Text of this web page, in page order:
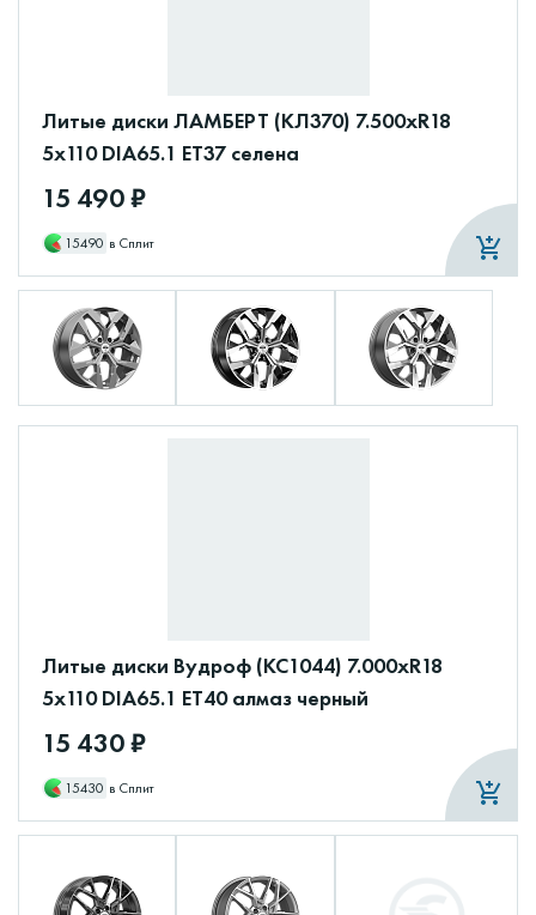
Литые диски ЛАМБЕРТ (КЛ370) 7.500xR18
5x110 DIA65.1 ET37 селена
15 490 ₽
15490 в Сплит
Литые диски Вудроф (КС1044) 7.000xR18
5x110 DIA65.1 ET40 алмаз черный
15 430 ₽
15430 в Сплит